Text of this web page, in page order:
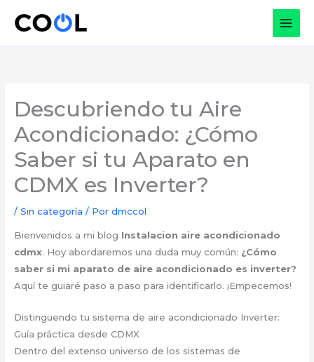
Descubriendo tu Aire
Acondicionado: ¿Cómo
Saber si tu Aparato en
CDMX es Inverter?
/Sin categoría / Pordmccol
Bienvenidos a mi blog Instalacion aire acondicionado
cdmx. Hoy abordaremos una duda muy común: ¿Cómo
saber si mi aparato de aire acondicionado es inverter?
Aquí te guiaré paso a paso para identificarlo. ¡Empecemos!
Distinguendo tu sistema de aire acondicionado Inverter:
Guía práctica desde CDMX
Dentro del extenso universo de los sistemas de